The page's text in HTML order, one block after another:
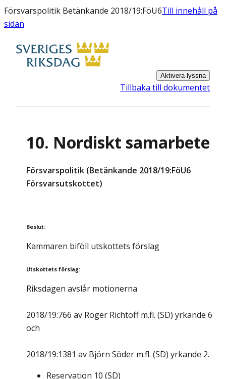
Försvarspolitik Betänkande 2018/19:FöU6Till innehåll på
sidan
Aktivera lyssna
Tillbaka till dokumentet
10. Nordiskt samarbete
Försvarspolitik (Betänkande 2018/19:FöU6
Försvarsutskottet)
Beslut:
Kammaren biföll utskottets förslag
Utskottets förslag:
Riksdagen avslår motionerna
2018/19:766 av Roger Richtoff m.fl. (SD) yrkande 6
och
2018/19:1381 av Björn Söder m.fl. (SD) yrkande 2.
Reservation 10 (SD)